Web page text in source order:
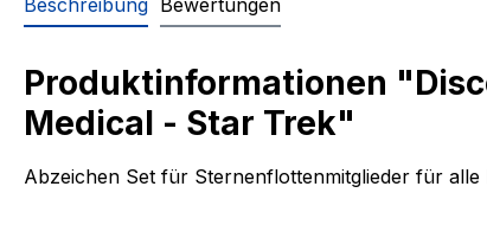
Beschreibung Bewertungen
Produktinformationen
Medical - Star Trek"
Abzeichen Set für Sternenflottenmitglieder für